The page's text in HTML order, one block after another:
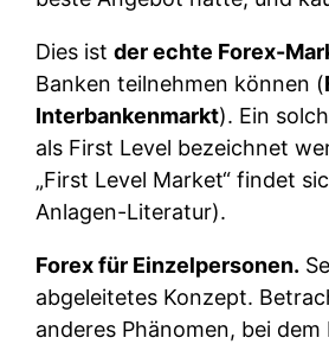
Dies istder echte Forex-
Banken teilnehmen können (
Interbankenmarkt). Ein
als First Level bezeichnet
„First Level Market“ findet
Anlagen-Literatur).
Forex für Einzelpersonen.
abgeleitetes Konzept.
anderes Phänomen, bei dem